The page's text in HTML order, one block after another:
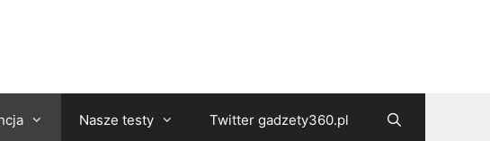
Nasze testy Twitter gadzety360.pl